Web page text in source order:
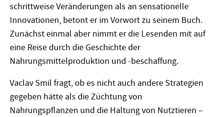
schrittweise Veränderungen als an sensationelle
Innovationen, betont er im Vorwort zu seinem Buch.
Zunächst einmal aber nimmt er die Lesenden mit auf
eine Reise durch die Geschichte der
Nahrungsmittelproduktion und -beschaffung.
Vaclav Smil fragt, ob es nicht auch andere Strategien
gegeben hätte als die Züchtung von
Nahrungspflanzen und die Haltung von Nutztieren –